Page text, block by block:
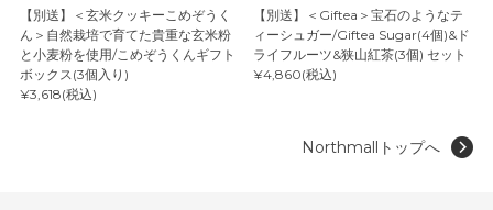
【別送】＜玄米クッキーこめぞうく
ん＞自然栽培で育てた貴重な玄米粉
と小麦粉を使用/こめぞうくんギフト
ボックス(3個入り)
¥3,618(税込)
【別送】＜Giftea＞宝石のようなテ
ィーシュガー/Giftea Sugar(4個)&ド
ライフルーツ&狭山紅茶(3個) セット
¥4,860(税込)
Northmallトップへ